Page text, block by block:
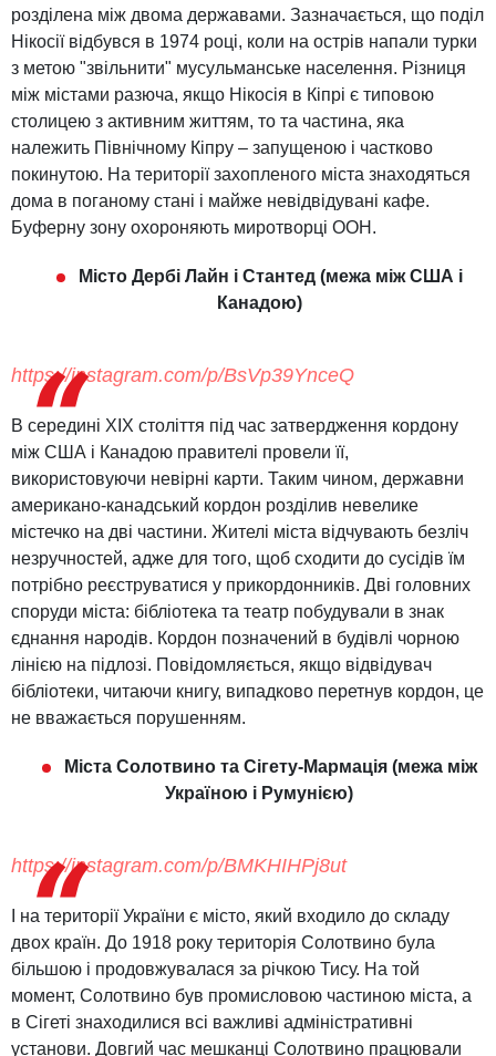
розділена між двома державами. Зазначається, що поділ
Нікосії відбувся в 1974 році, коли на острів напали турки
з метою "звільнити" мусульманське населення. Різниця
між містами разюча, якщо Нікосія в Кіпрі є типовою
столицею з активним життям, то та частина, яка
належить Північному Кіпру – запущеною і частково
покинутою. На території захопленого міста знаходяться
дома в поганому стані і майже невідвідувані кафе.
Буферну зону охороняють миротворці ООН.
Місто Дербі Лайн і Стантед (межа між США і
Канадою)
https://instagram.com/p/BsVp39YnceQ
В середині XIX століття під час затвердження кордону
між США і Канадою правителі провели її,
використовуючи невірні карти. Таким чином, державни
американо-канадський кордон розділив невелике
містечко на дві частини. Жителі міста відчувають безліч
незручностей, адже для того, щоб сходити до сусідів їм
потрібно реєструватися у прикордонників. Дві головних
споруди міста: бібліотека та театр побудували в знак
єднання народів. Кордон позначений в будівлі чорною
лінією на підлозі. Повідомляється, якщо відвідувач
бібліотеки, читаючи книгу, випадково перетнув кордон, це
не вважається порушенням.
Міста Солотвино та Сігету-Мармація (межа між
Україною і Румунією)
https://instagram.com/p/BMKHIHPj8ut
І на території України є місто, який входило до складу
двох країн. До 1918 року територія Солотвино була
більшою і продовжувалася за річкою Тису. На той
момент, Солотвино був промисловою частиною міста, а
в Сігеті знаходилися всі важливі адміністративні
установи. Довгий час мешканці Солотвино працювали